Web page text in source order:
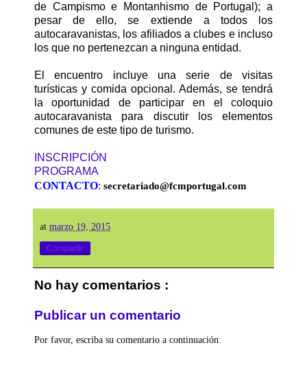
de Campismo e Montanhismo de Portugal); a
pesar de ello, se extiende a todos los
autocaravanistas, los afiliados a clubes e incluso
los que no pertenezcan a ninguna entidad.
El encuentro incluye una serie de visitas
turísticas y comida opcional. Además, se tendrá
la oportunidad de participar en el coloquio
autocaravanista para discutir los elementos
comunes de este tipo de turismo.
INSCRIPCIÓN
PROGRAMA
CONTACTO: secretariado@fcmportugal.com
at marzo 19, 2015
Compartir
No hay comentarios :
Publicar un comentario
Por favor, escriba su comentario a continuación: